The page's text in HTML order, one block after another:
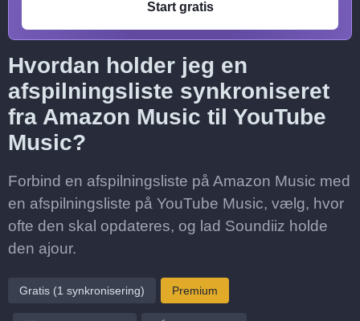
Start gratis
Hvordan holder jeg en
afspilningsliste synkroniseret
fra Amazon Music til YouTube
Music?
Forbind en afspilningsliste på Amazon Music med
en afspilningsliste på YouTube Music, vælg, hvor
ofte den skal opdateres, og lad Soundiiz holde
den ajour.
Gratis (1 synkronisering) Premium